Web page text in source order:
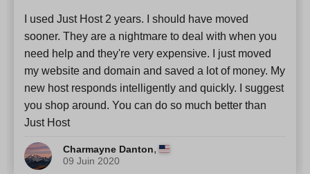
I used Just Host 2 years. I should have moved
sooner. They are a nightmare to deal with when you
need help and they're very expensive. I just moved
my website and domain and saved a lot of money. My
new host responds intelligently and quickly. I suggest
you shop around. You can do so much better than
Just Host
Charmayne Danton,
09 Juin 2020